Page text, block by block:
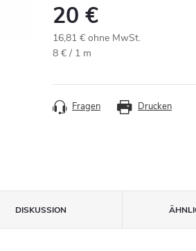
20 €
16,81 € ohne MwSt.
Verkaufspreis:
8 € / 1 m
Drucken
Fragen
DISKUSSION